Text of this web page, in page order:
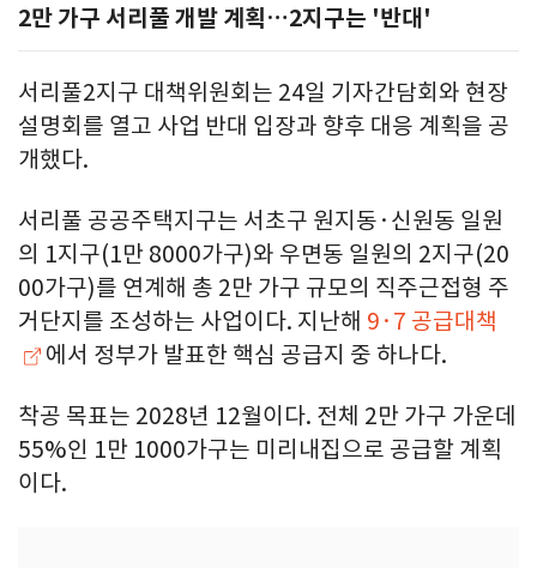
2만 가구 서리풀 개발 계획…2지구는 '반대'
서리풀2지구 대책위원회는 24일 기자간담회와 현장
설명회를 열고 사업 반대 입장과 향후 대응 계획을 공
개했다.
서리풀 공공주택지구는 서초구 원지동·신원동 일원
의 1지구(1만 8000가구)와 우면동 일원의 2지구(20
00가구)를 연계해 총 2만 가구 규모의 직주근접형 주
거단지를 조성하는 사업이다. 지난해 9·7 공급대책
에서 정부가 발표한 핵심 공급지 중 하나다.
착공 목표는 2028년 12월이다. 전체 2만 가구 가운데
55%인 1만 1000가구는 미리내집으로 공급할 계획
이다.